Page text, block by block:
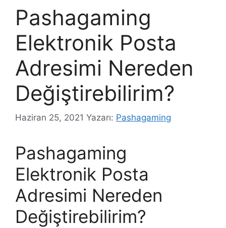
Pashagaming
Elektronik Posta
Adresimi Nereden
Değiştirebilirim?
Haziran 25, 2021 Yazarı: Pashagaming
Pashagaming
Elektronik Posta
Adresimi Nereden
Değiştirebilirim?